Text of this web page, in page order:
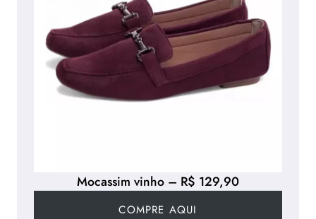
Mocassim vinho – R$ 129,90
COMPRE AQUI